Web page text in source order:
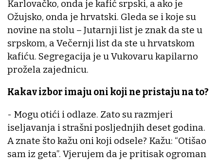
Karlovačko, onda je kafić srpski, a ako je
Ožujsko, onda je hrvatski. Gleda se i koje su
novine na stolu – Jutarnji list je znak da ste u
srpskom, a Večernji list da ste u hrvatskom
kafiću. Segregacija je u Vukovaru kapilarno
prožela zajednicu.
Kakav izbor imaju oni koji ne pristaju na to?
- Mogu otići i odlaze. Zato su razmjeri
iseljavanja i strašni posljednjih deset godina.
A znate što kažu oni koji odsele? Kažu: “Otišao
sam iz geta”. Vjerujem da je pritisak ogroman